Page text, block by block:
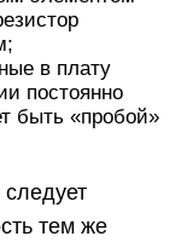
в плату
постоянно
быть «пробой»
тем же